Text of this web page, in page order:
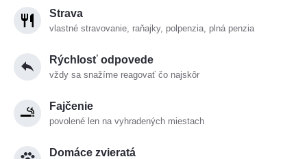
Strava
vlastné stravovanie, raňajky, polpenzia, plná penzia
Rýchlosť odpovede
vždy sa snažíme reagovať čo najskôr
Fajčenie
povolené len na vyhradených miestach
Domáce zvieratá